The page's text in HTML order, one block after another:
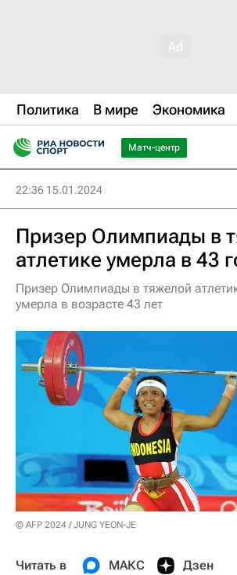
Политика В мире Экономика
Матч-центр
22:36 15.01.2024
Призер Олимпиады в
атлетике умерла в 43
Призер Олимпиады в тяжелой
умерла в возрасте 43 лет
© AFP 2024 / JUNG YEON-JE
Читать в МАКС Дзен